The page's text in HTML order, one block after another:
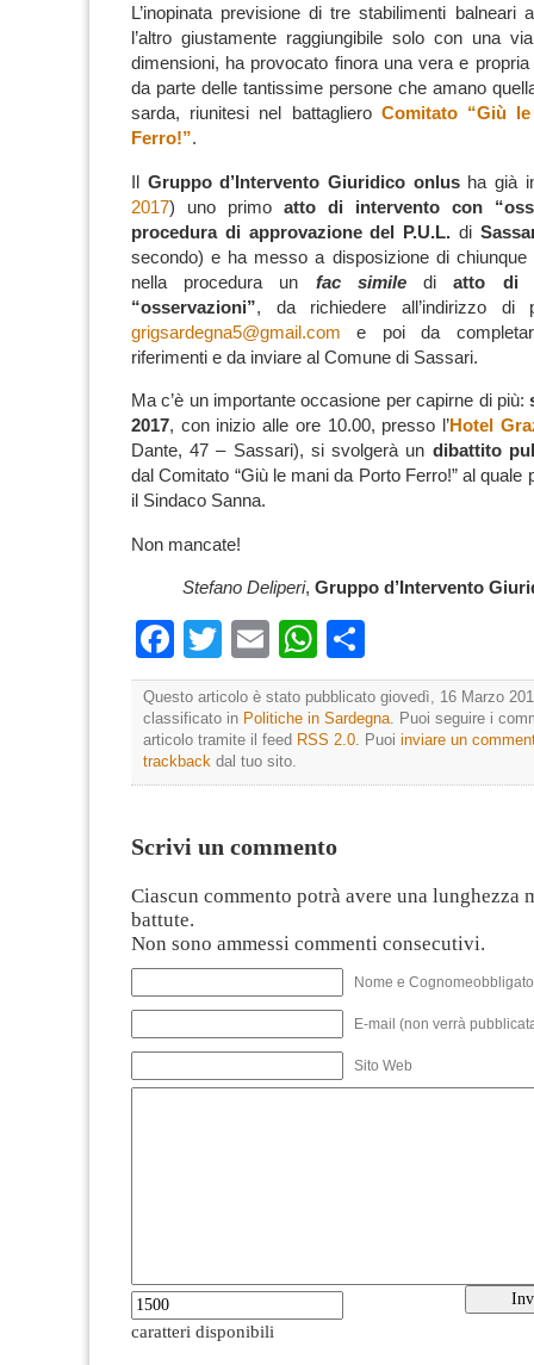
L’inopinata previsione di tre stabilimenti balneari
l’altro giustamente raggiungibile solo con una
dimensioni, ha provocato finora una vera e propria
da parte delle tantissime persone che amano
sarda, riunitesi nel battagliero Comitato “Giù
Ferro!”.
Gruppo d’Intervento Giuridico onlusha già
2017) uno primo atto di intervento con
procedura di approvazione del P.U.L. di
secondo) e ha messo a disposizione di chiunque
nella procedura un fac similediatto di
“osservazioni”, da richiedere all’indirizzo di
grigsardegna5@gmail.com e poi da
riferimenti e da inviare al Comune di Sassari.
Ma c’è un importante occasione per capirne di più:
2017, con inizio alle ore 10.00, presso l’Hotel
Dante, 47 – Sassari), si svolgerà un dibattito
dal Comitato “Giù le mani da Porto Ferro!” al quale
il Sindaco Sanna.
Non mancate!
Stefano Deliperi, Gruppo d’Intervento
Facebook
TwitterEmailWhatsApp
Questo articolo è stato pubblicato giovedì, 16 Marzo
classificato in Politiche in Sardegna. Puoi seguire i
articolo tramite il feed RSS 2.0. Puoi inviare un
trackback dal tuo sito.
Scrivi un commento
Ciascun commento potrà avere una lunghezza
battute.
Non sono ammessi commenti consecutivi.
Nome e
E-mail (non verrà
Sito Web
caratteri disponibili